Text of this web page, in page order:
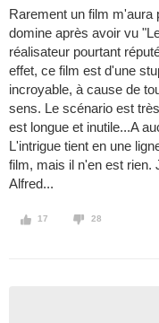
Rarement un film m'aura
domine après avoir vu
réalisateur pourtant
effet, ce film est d'une
incroyable, à cause de
sens. Le scénario est
est longue et inutile...A
L'intrigue tient en une
film, mais il n'en est rien.
Alfred...
17 28